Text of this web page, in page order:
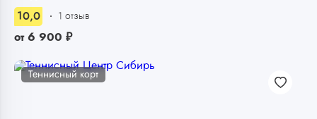
10,0
1 отзыв
от 6 900 ₽
Теннисный корт